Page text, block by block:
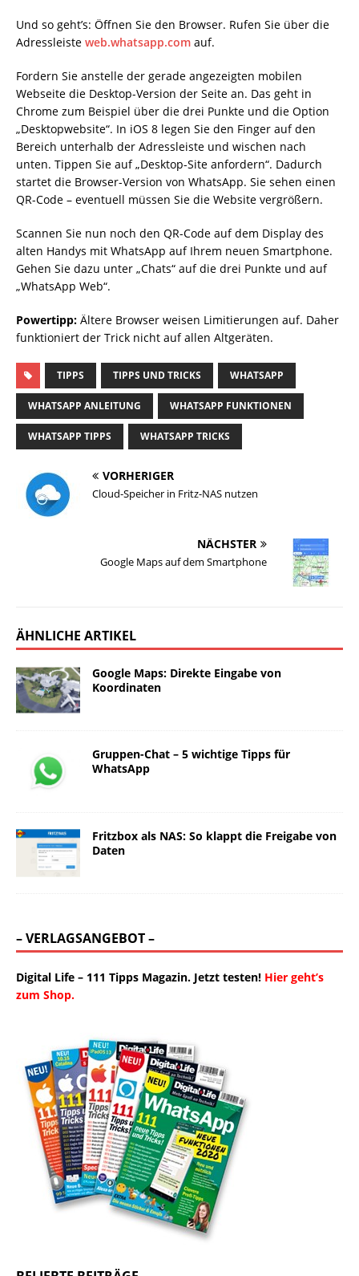
Und so geht’s: Öffnen Sie den Browser. Rufen Sie über die
Adressleiste web.whatsapp.com auf.
Fordern Sie anstelle der gerade angezeigten mobilen
Webseite die Desktop-Version der Seite an. Das geht in
Chrome zum Beispiel über die drei Punkte und die Option
„Desktopwebsite“. In iOS 8 legen Sie den Finger auf den
Bereich unterhalb der Adressleiste und wischen nach
unten. Tippen Sie auf „Desktop-Site anfordern“. Dadurch
startet die Browser-Version von WhatsApp. Sie sehen einen
QR-Code – eventuell müssen Sie die Website vergrößern.
Scannen Sie nun noch den QR-Code auf dem Display des
alten Handys mit WhatsApp auf Ihrem neuen Smartphone.
Gehen Sie dazu unter „Chats“ auf die drei Punkte und auf
„WhatsApp Web“.
Powertipp: Ältere Browser weisen Limitierungen auf. Daher
funktioniert der Trick nicht auf allen Altgeräten.
TIPPS TIPPS UND TRICKS WHATSAPP
WHATSAPP ANLEITUNG WHATSAPP FUNKTIONEN
WHATSAPP TIPPS WHATSAPP TRICKS
VORHERIGER
Cloud-Speicher in Fritz-NAS nutzen
NÄCHSTER
Google Maps auf dem Smartphone
ÄHNLICHE ARTIKEL
Google Maps: Direkte Eingabe von
Koordinaten
Gruppen-Chat – 5 wichtige Tipps für
WhatsApp
Fritzbox als NAS: So klappt die Freigabe von
Daten
– VERLAGSANGEBOT –
Digital Life – 111 Tipps Magazin. Jetzt testen! Hier geht’s
zum Shop.